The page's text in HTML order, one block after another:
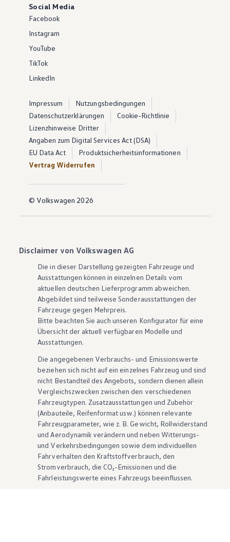
Social Media
Facebook
Instagram
YouTube
TikTok
LinkedIn
Impressum
Nutzungsbedingungen
Datenschutzerklärungen
Cookie-Richtlinie
Lizenzhinweise Dritter
Angaben zum Digital Services Act (DSA)
EU Data Act
Produktsicherheitsinformationen
Vertrag Widerrufen
© Volkswagen 2026
Disclaimer von Volkswagen AG
Die in dieser Darstellung gezeigten Fahrzeuge und
Ausstattungen können in einzelnen Details vom
aktuellen deutschen Lieferprogramm abweichen.
Abgebildet sind teilweise Sonderausstattungen der
Fahrzeuge gegen Mehrpreis.
Bitte beachten Sie auch unseren Konfigurator für eine
Übersicht der aktuell verfügbaren Modelle und
Ausstattungen.
Die angegebenen Verbrauchs- und Emissionswerte
beziehen sich nicht auf ein einzelnes Fahrzeug und sind
nicht Bestandteil des Angebots, sondern dienen allein
Vergleichszwecken zwischen den verschiedenen
Fahrzeugtypen. Zusatzausstattungen und Zubehör
(Anbauteile, Reifenformat usw.) können relevante
Fahrzeugparameter, wie z. B. Gewicht, Rollwiderstand
und Aerodynamik verändern und neben Witterungs-
und Verkehrsbedingungen sowie dem individuellen
Fahrverhalten den Kraftstoffverbrauch, den
Stromverbrauch, die CO₂-Emissionen und die
Fahrleistungswerte eines Fahrzeugs beeinflussen.